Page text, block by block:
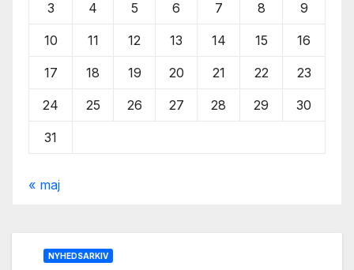
3 4 5 6 7 8 9
10 11 12 13 14 15 16
17 18 19 20 21 22 23
24 25 26 27 28 29 30
31
« maj
NYHEDSARKIV